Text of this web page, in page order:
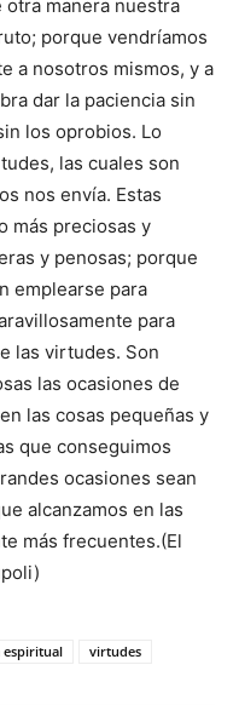
manera nuestra
porque vendríamos
a nosotros mismos, y a
dar la paciencia sin
los oprobios. Lo
las cuales son
nos envía. Estas
más preciosas y
y penosas; porque
emplearse para
para
las virtudes. Son
las ocasiones de
las cosas pequeñas y
que conseguimos
ocasiones sean
alcanzamos en las
más frecuentes.(El
espiritual virtudes